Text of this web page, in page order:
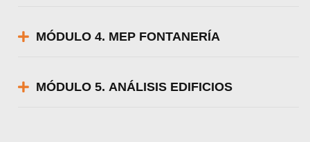
MÓDULO 4. MEP FONTANERÍA
MÓDULO 5. ANÁLISIS EDIFICIOS